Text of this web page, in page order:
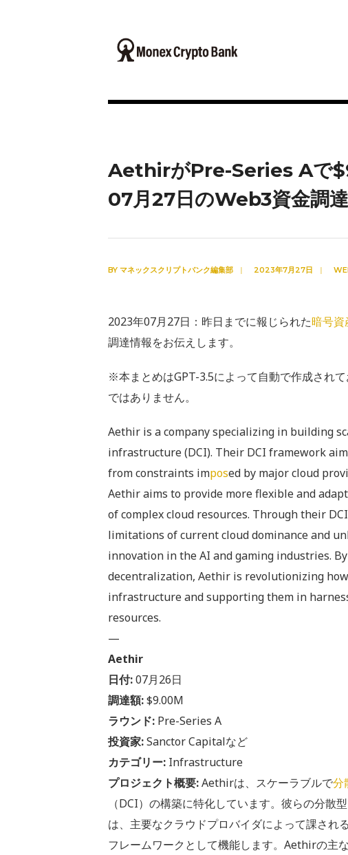
AethirがPre-Series Aで
07月27日のWeb3資金調達
BY マネックスクリプトバンク編集部 | 2023年7月27日 |
2023年07月27日：昨日までに報じられた暗号資
調達情報をお伝えします。
※本まとめはGPT-3.5によって自動で作成され
ではありません。
Aethir is a company specializing in building
infrastructure (DCI). Their DCI framework
from constraints imposed by major cloud
Aethir aims to provide more flexible and
of complex cloud resources. Through their
limitations of current cloud dominance and
innovation in the AI and gaming industries.
decentralization, Aethir is revolutionizing
infrastructure and supporting them in
resources.
—
Aethir
日付:07月26日
調達額:$9.00M
ラウンド: Pre-Series A
投資家:Sanctor Capitalなど
カテゴリー: Infrastructure
プロジェクト概要:Aethirは、スケーラブルで分
（DCI）の構築に特化しています。彼らの分散
は、主要なクラウドプロバイダによって課され
フレームワークとして機能します。Aethirの主